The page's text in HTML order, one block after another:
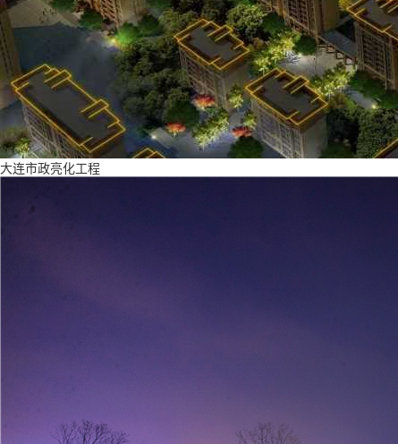
大连市政亮化工程